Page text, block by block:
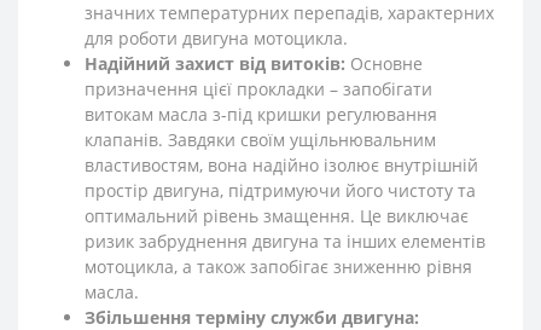
значних температурних перепадів, характерних
для роботи двигуна мотоцикла.
Надійний захист від витоків: Основне
призначення цієї прокладки – запобігати
витокам масла з-під кришки регулювання
клапанів. Завдяки своїм ущільнювальним
властивостям, вона надійно ізолює внутрішній
простір двигуна, підтримуючи його чистоту та
оптимальний рівень змащення. Це виключає
ризик забруднення двигуна та інших елементів
мотоцикла, а також запобігає зниженню рівня
масла.
Збільшення терміну служби двигуна: